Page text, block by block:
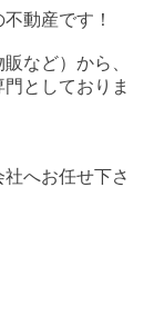
動産です！
など）から、
としておりま
へお任せ下さ